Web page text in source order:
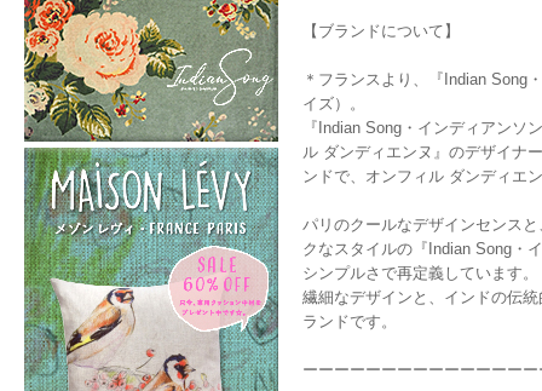
【ブランドについて】
＊フランスより、『Indian Song
イズ）。
『Indian Song・インディアン
ル ダンディエンヌ』のデザイナ
ンドで、オンフィル ダンディエ
パリのクールなデザインセンス
クなスタイルの『Indian Song・
シンプルさで再定義しています
繊細なデザインと、インドの伝
ランドです。
ーーーーーーーーーーーーーー